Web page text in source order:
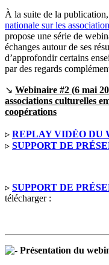
À la suite de la
nationale sur les
propose une série de
échanges autour de ses
d’approfondir certains
par des regards
↘ Webinaire #2 (6 mai
associations culturelles
coopérations
▹ REPLAY VIDÉO DU
▹ SUPPORT DE
▹ SUPPORT DE
télécharger :
Présentation du